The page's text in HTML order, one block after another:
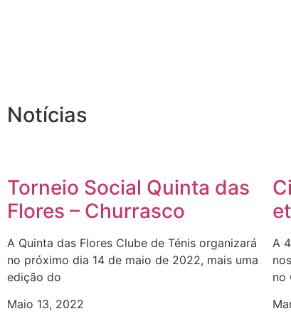
Notícias
Torneio Social Quinta das
Flores – Churrasco
A Quinta das Flores Clube de Ténis organizará
no próximo dia 14 de maio de 2022, mais uma
edição do
Maio 13, 2022
A
no